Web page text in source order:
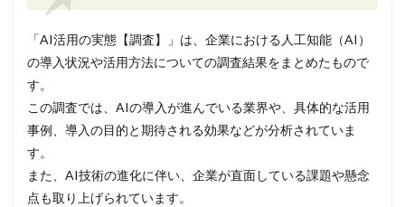
「AI活用の実態【調査】」は、企業における人工知能（AI）
の導入状況や活用方法についての調査結果をまとめたもので
す。
この調査では、AIの導入が進んでいる業界や、具体的な活用
事例、導入の目的と期待される効果などが分析されていま
す。
また、AI技術の進化に伴い、企業が直面している課題や懸念
点も取り上げられています。